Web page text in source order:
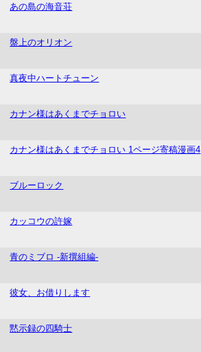
あの島の海音荘
盤上のオリオン
真夜中ハートチューン
カナン様はあくまでチョロい
カナン様はあくまでチョロい 1ページ寄稿漫画4
ブルーロック
カッコウの許嫁
青のミブロ -新撰組編-
彼女、お借りします
黙示録の四騎士